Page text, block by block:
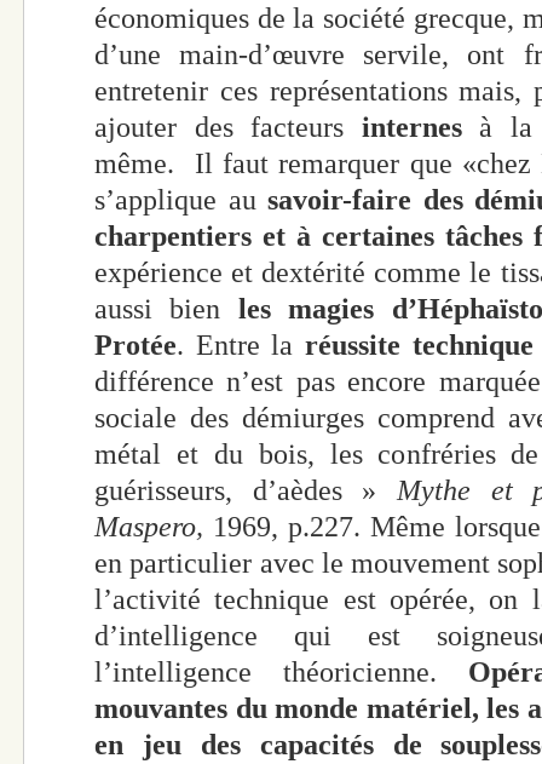
économiques de la société grecque,
d’une main-d’œuvre servile, ont
entretenir ces représentations
ajouter des facteurs internesà la
même. Il faut remarquer que «chez
s’applique au savoir-faire des
charpentiers et à certaines tâches
expérience et dextérité comme le
aussi bien les magies
Protée. Entre la réussite technique
différence n’est pas encore
sociale des démiurges comprend
métal et du bois, les confréries
guérisseurs, d’aèdes »Mythe et
Maspero, 1969, p.227. Même
en particulier avec le mouvement
l’activité technique est opérée, on
d’intelligence qui est
l’intelligence théoricienne.
mouvantes du monde matériel, les
en jeu des capacités de